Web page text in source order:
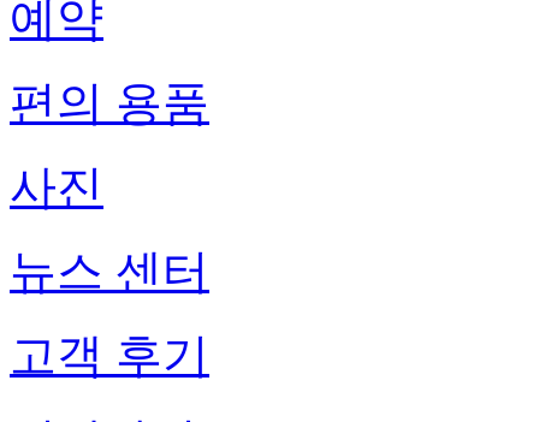
예약
편의 용품
사진
뉴스 센터
고객 후기